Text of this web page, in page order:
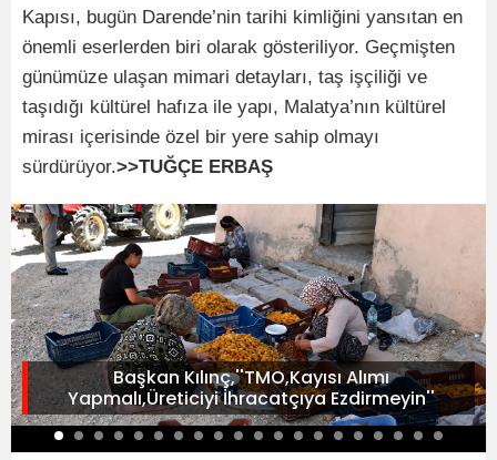
Kapısı, bugün Darende’nin tarihi kimliğini yansıtan en
önemli eserlerden biri olarak gösteriliyor. Geçmişten
günümüze ulaşan mimari detayları, taş işçiliği ve
taşıdığı kültürel hafıza ile yapı, Malatya’nın kültürel
mirası içerisinde özel bir yere sahip olmayı
sürdürüyor.>>TUĞÇE ERBAŞ
Başkan Kılınç,''TMO,Kayısı Alımı
Yapmalı,Üreticiyi İhracatçıya Ezdirmeyin''